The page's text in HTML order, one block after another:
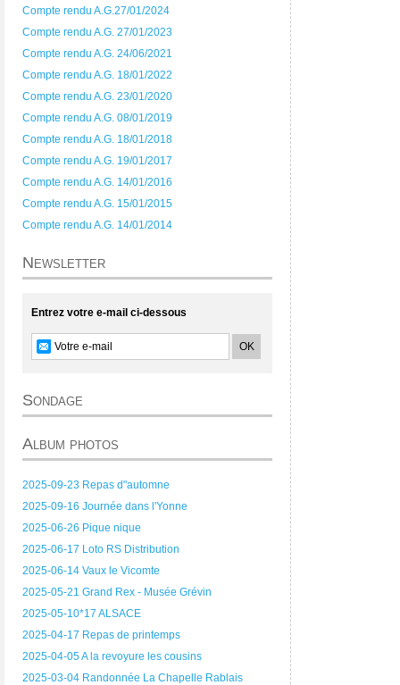
Compte rendu A.G.27/01/2024
Compte rendu A.G. 27/01/2023
Compte rendu A.G. 24/06/2021
Compte rendu A.G. 18/01/2022
Compte rendu A.G. 23/01/2020
Compte rendu A.G. 08/01/2019
Compte rendu A.G. 18/01/2018
Compte rendu A.G. 19/01/2017
Compte rendu A.G. 14/01/2016
Compte rendu A.G. 15/01/2015
Compte rendu A.G. 14/01/2014
Newsletter
Entrez votre e-mail ci-dessous
Sondage
Album photos
2025-09-23 Repas d"automne
2025-09-16 Journée dans l'Yonne
2025-06-26 Pique nique
2025-06-17 Loto RS Distribution
2025-06-14 Vaux le Vicomte
2025-05-21 Grand Rex - Musée Grévin
2025-05-10*17 ALSACE
2025-04-17 Repas de printemps
2025-04-05 A la revoyure les cousins
2025-03-04 Randonnée La Chapelle Rablais